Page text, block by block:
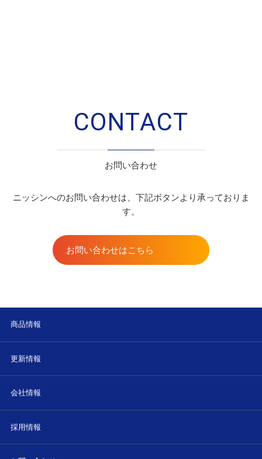
CONTACT
お問い合わせ
ニッシンへのお問い合わせは、下記ボタンより承っておりま
す。
お問い合わせはこちら
商品情報
更新情報
会社情報
採用情報